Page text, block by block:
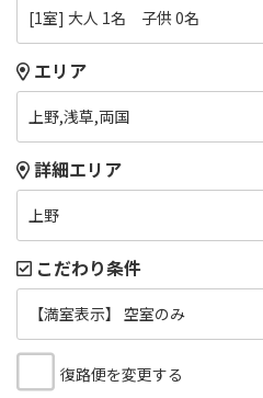
[1室] 大人 1名 子供 0名
エリア
上野,浅草,両国
詳細エリア
上野
こだわり条件
【満室表示】 空室のみ
復路便を変更する